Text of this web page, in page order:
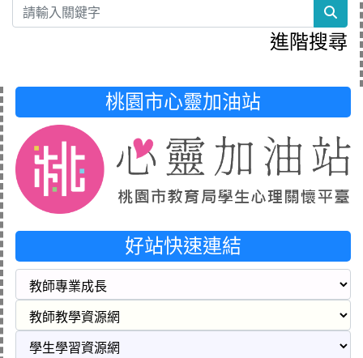
進階搜尋
桃園市心靈加油站
好站快速連結